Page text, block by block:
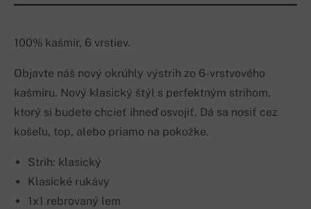
100% kašmír, 6 vrstiev.
Objavte náš nový okrúhly výstrih zo 6-vrstvového
kašmíru. Nový klasický štýl s perfektným strihom,
ktorý si budete chcieť ihneď osvojiť. Dá sa nosiť cez
košeľu, top, alebo priamo na pokožke.
Strih: klasický
Klasické rukávy
1x1 rebrovaný lem